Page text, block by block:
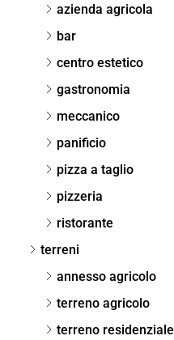
azienda agricola
bar
centro estetico
gastronomia
meccanico
panificio
pizza a taglio
pizzeria
ristorante
terreni
annesso agricolo
terreno agricolo
terreno residenziale